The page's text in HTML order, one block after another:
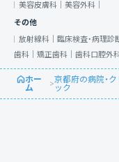
美容皮膚科｜ 美容外科｜
その他
放射線科｜ 臨床検査・病理診
歯科｜ 矯正歯科｜ 歯科口腔外科
ホー
ム
>京都府の病院・ク
ック